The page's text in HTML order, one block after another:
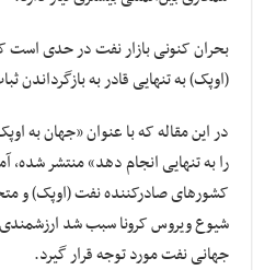
بحران کنونی بازار نفت در حدی
(اوپک) به تنهایی قادر به بازگرداندن
در این مقاله که با عنوان «جهان به
را به تنهایی انجام دهد» منتشر
کشورهای صادرکننده نفت (اوپک) و
شیوع ویروس کرونا سبب شد ارزشمندی
جهانی نفت مورد توجه قرار گیرد.